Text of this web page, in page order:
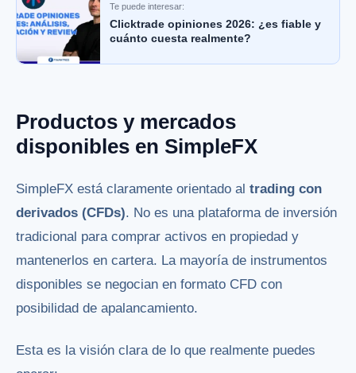
Te puede interesar:
Clicktrade opiniones 2026: ¿es fiable y
cuánto cuesta realmente?
Productos y mercados
disponibles en SimpleFX
SimpleFX está claramente orientado al trading con
derivados (CFDs). No es una plataforma de inversión
tradicional para comprar activos en propiedad y
mantenerlos en cartera. La mayoría de instrumentos
disponibles se negocian en formato CFD con
posibilidad de apalancamiento.
Esta es la visión clara de lo que realmente puedes